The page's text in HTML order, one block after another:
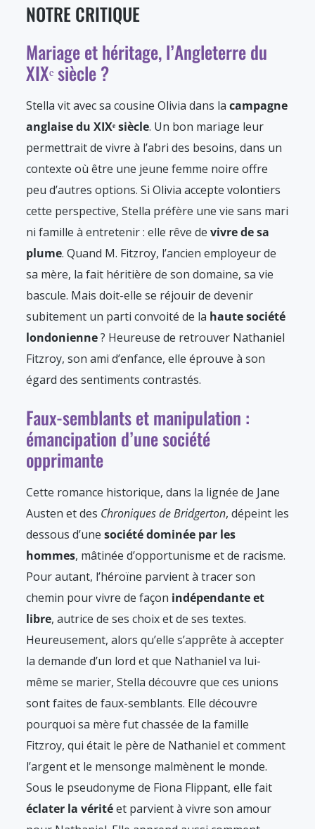
NOTRE CRITIQUE
Mariage et héritage, l’Angleterre du
XIXᵉsiècle ?
Stella vit avec sa cousine Olivia dans la campagne
anglaise du XIXᵉsiècle. Un bon mariage leur
permettrait de vivre à l’abri des besoins, dans un
contexte où être une jeune femme noire offre
peu d’autres options. Si Olivia accepte volontiers
cette perspective, Stella préfère une vie sans mari
ni famille à entretenir : elle rêve de vivre de sa
plume. Quand M. Fitzroy, l’ancien employeur de
sa mère, la fait héritière de son domaine, sa vie
bascule. Mais doit-elle se réjouir de devenir
subitement un parti convoité de la haute société
londonienne? Heureuse de retrouver Nathaniel
Fitzroy, son ami d’enfance, elle éprouve à son
égard des sentiments contrastés.
Faux-semblants et manipulation :
émancipation d’une société
opprimante
Cette romance historique, dans la lignée de Jane
Austen et des Chroniques de Bridgerton, dépeint les
dessous d’une société dominée par les
hommes, mâtinée d’opportunisme et de racisme.
Pour autant, l’héroïne parvient à tracer son
chemin pour vivre de façon indépendante et
libre, autrice de ses choix et de ses textes.
Heureusement, alors qu’elle s’apprête à accepter
la demande d’un lord et que Nathaniel va lui-
même se marier, Stella découvre que ces unions
sont faites de faux-semblants. Elle découvre
pourquoi sa mère fut chassée de la famille
Fitzroy, qui était le père de Nathaniel et comment
l’argent et le mensonge malmènent le monde.
Sous le pseudonyme de Fiona Flippant, elle fait
éclater la véritéet parvient à vivre son amour